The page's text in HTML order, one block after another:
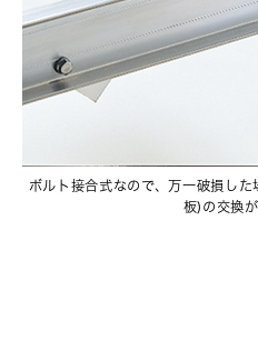
ボルト接合式なので、万一破損し
板)の交換